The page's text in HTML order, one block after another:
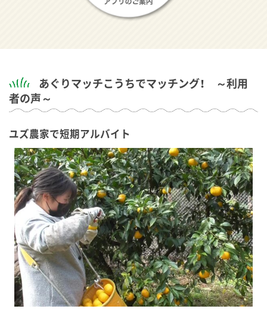
あぐりマッチこうちでマッチング！ ～利用
者の声～
ユズ農家で短期アルバイト